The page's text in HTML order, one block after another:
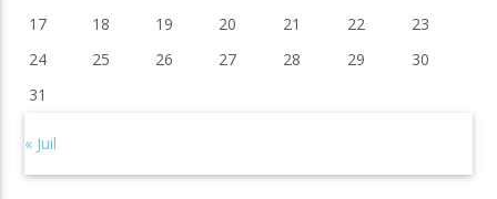
17
18 19 20 21 22
23
24
25 26 27 28 29
30
31
« Juil